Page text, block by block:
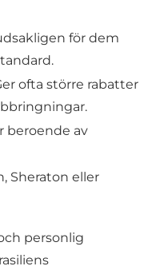
för dem
ofta större rabatter
beroende av
Sheraton eller
personlig